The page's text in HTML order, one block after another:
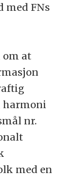
med FNs
om at
harmoni
nr.
med en